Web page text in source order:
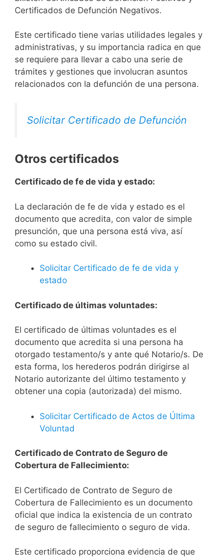
Certificados de Defunción Negativos.
Este certificado tiene varias utilidades legales y
administrativas, y su importancia radica en que
se requiere para llevar a cabo una serie de
trámites y gestiones que involucran asuntos
relacionados con la defunción de una persona.
Solicitar Certificado de Defunción
Otros certificados
Certificado de fe de vida y estado:
La declaración de fe de vida y estado es el
documento que acredita, con valor de simple
presunción, que una persona está viva, así
como su estado civil.
Solicitar Certificado de fe de vida y
estado
Certificado de últimas voluntades:
El certificado de últimas voluntades es el
documento que acredita si una persona ha
otorgado testamento/s y ante qué Notario/s. De
esta forma, los herederos podrán dirigirse al
Notario autorizante del último testamento y
obtener una copia (autorizada) del mismo.
Solicitar Certificado de Actos de Última
Voluntad
Certificado de Contrato de Seguro de
Cobertura de Fallecimiento:
El Certificado de Contrato de Seguro de
Cobertura de Fallecimiento es un documento
oficial que indica la existencia de un contrato
de seguro de fallecimiento o seguro de vida.
Este certificado proporciona evidencia de que